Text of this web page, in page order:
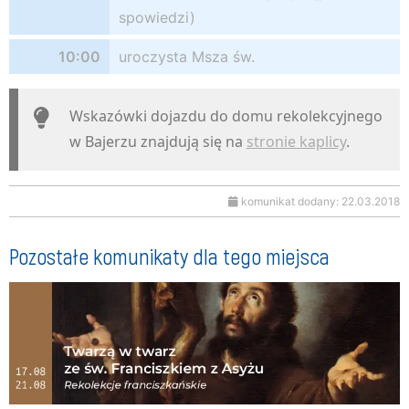
spowiedzi)
10:00 uroczysta Msza św.
Wskazówki dojazdu do domu rekolekcyjnego
w Bajerzu znajdują się na stronie kaplicy.
komunikat dodany: 22.03.2018
Pozostałe komunikaty dla tego miejsca